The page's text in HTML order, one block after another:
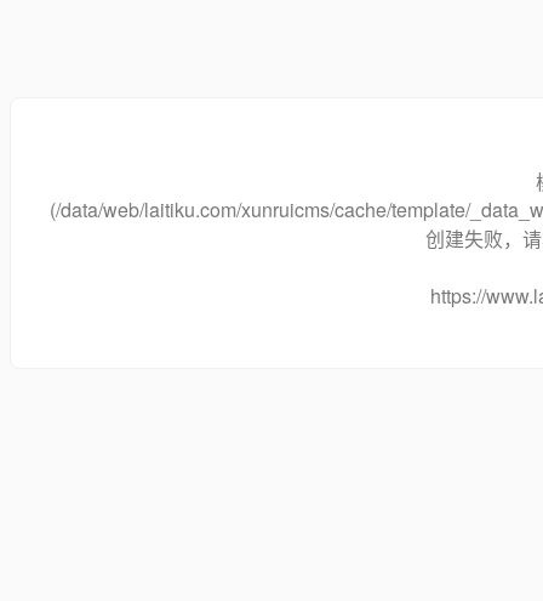
(/data/web/laitiku.com/xunruicms/cache/template/
创建失败，
https://